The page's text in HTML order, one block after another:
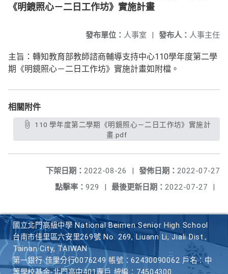
《明鏡照心－二日工作坊》實施計畫
發布人： 人事主任
發布單位： 人事室 |
主旨：轉知教育部教師諮商輔導支持中心110學年度第二學
期《明鏡照心－二日工作坊》實施計畫如附檔。
相關附件
畫.pdf
發佈日期： 2022-07-27
下架日期： 2022-08-26
|
最後更新日期： 2022-07-27 |
點擊率： 929 |
國立北門高級中學 National Beimen Senior High School
台南市佳里區六安里269號 No. 269, Liuann Li, Jiali Dist.,
Tainan City, TAIWAN
第一銀行 佳里分行0076249 帳號：62430090062 戶名：中
等學校基金-北門高中401專戶 統編：74504300